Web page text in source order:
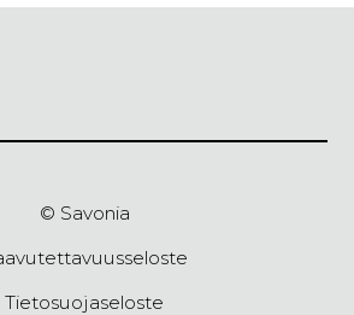
© Savonia
Tietosuojaseloste